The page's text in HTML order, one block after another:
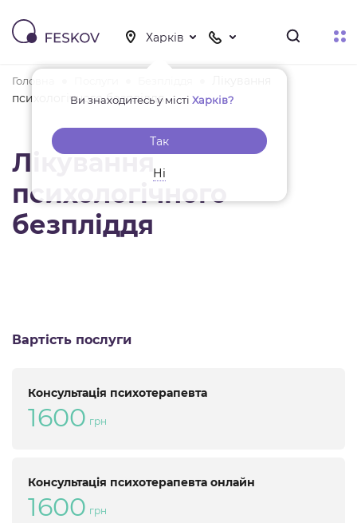
Ви знаходитесь у місті Харків?
Так
Ні
Головна
психологічного безпліддя
Лікування
психологічного
безпліддя
Вартість послуги
Консультація психотерапевта
1600 грн
Консультація психотерапевта онлайн
1600 грн